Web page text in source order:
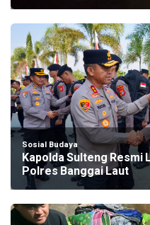
Sosial Budaya
Kapolda Sulteng Resmi
Polres Banggai Laut